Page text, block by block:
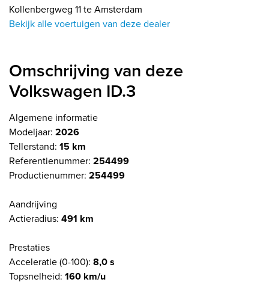
Kollenbergweg 11 te Amsterdam
Bekijk alle voertuigen van deze dealer
Omschrijving van deze
Volkswagen ID.3
Algemene informatie
Modeljaar: 2026
Tellerstand: 15 km
Referentienummer: 254499
Productienummer: 254499
Aandrijving
Actieradius: 491 km
Prestaties
Acceleratie (0-100): 8,0 s
Topsnelheid: 160 km/u